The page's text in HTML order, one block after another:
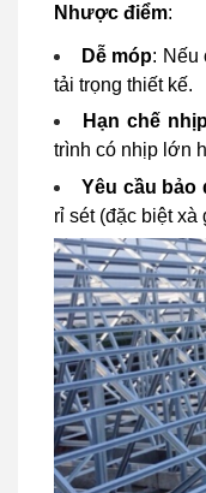
Nhược điểm:
Dễ móp: Nếu
tải trọng thiết kế.
Hạn chế
trình có nhịp lớn
Yêu cầu bảo
rỉ sét (đặc biệt xà